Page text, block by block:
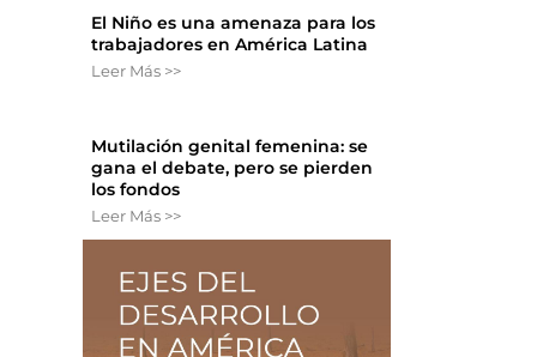
El Niño es una amenaza para los
trabajadores en América Latina
Leer Más >>
Mutilación genital femenina: se
gana el debate, pero se pierden
los fondos
Leer Más >>